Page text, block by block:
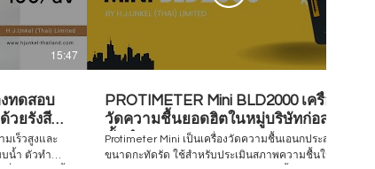
15:47
งทดสอบ
วยรังสี
มเร็วสูงและ
บน้ำ ตัวทำ
PROTIMETER Mini BLD2000 เครื่อง
วัดความชื้นยอดฮิตในหมู่บริษัทก่อสร้าง
ชั้นนำ
Protimeter Mini เป็นเครื่องวัดความชื้นเอนกประสงค์
ขนาดกะทัดรัด ใช้สำหรับประเมินสภาพความชื้นใน